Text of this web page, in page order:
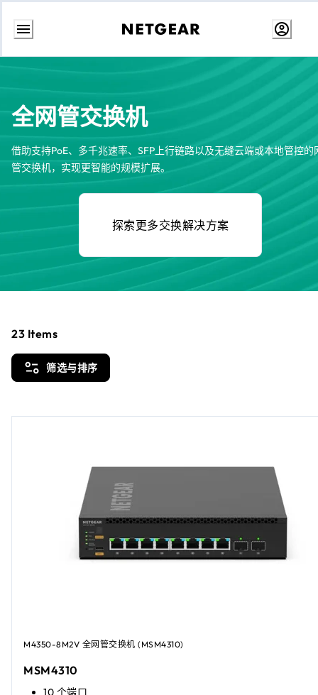
跳
全网管交换机
借助支持PoE、多千兆速率、SFP上行链路以及无缝云端或本地管控的
管交换机，实现更智能的规模扩展。
探索更多交换解决方案
筛选与排序
23 Items
M4350-8M2V 全网管交换机 (MSM4310)
MSM4310
10 个端口